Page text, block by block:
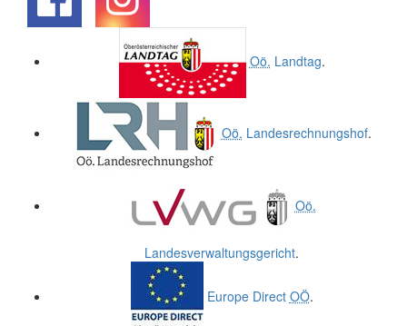
Oö. Landtag.
Oö. Landesrechnungshof.
Oö.
Landesverwaltungsgericht.
Europe Direct OÖ.